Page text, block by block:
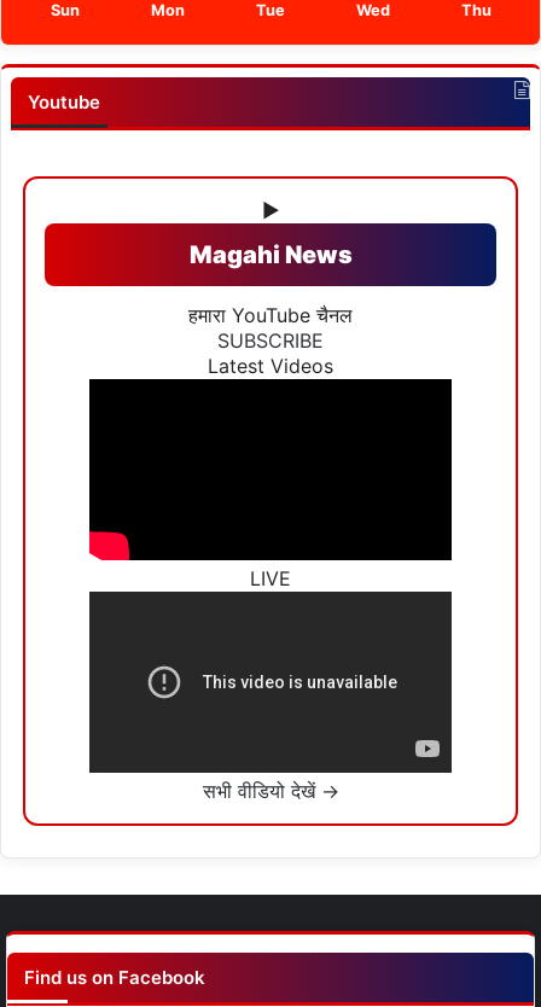
Sun Mon Tue Wed Thu
Youtube
▶
Magahi News
हमारा YouTube चैनल
SUBSCRIBE
Latest Videos
LIVE
सभी वीडियो देखें →
Find us on Facebook